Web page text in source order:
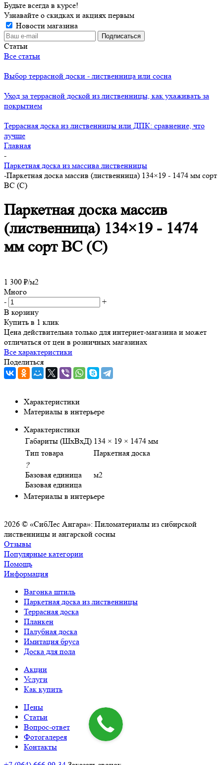
Будьте всегда в курсе!
Узнавайте о скидках и акциях первым
Новости магазина
Статьи
Все статьи
Выбор террасной доски - лиственница или сосна
Уход за террасной доской из лиственницы, как ухаживать за
покрытием
Террасная доска из лиственницы или ДПК: сравнение, что
лучше
Главная
-
Паркетная доска из массива лиственницы
-Паркетная доска массив (лиственница) 134×19 - 1474 мм сорт
BC (C)
Паркетная доска массив
(лиственница) 134×19 - 1474
мм сорт BC (C)
1 300 ₽/м2
Много
-
+
В корзину
Купить в 1 клик
Цена действительна только для интернет-магазина и может
отличаться от цен в розничных магазинах
Все характеристики
Поделиться
Характеристики
Материалы в интерьере
Характеристики
Габариты (ШхВхД) 134 × 19 × 1474 мм
Тип товара
Паркетная доска
?
Базовая единица
Базовая единица
м2
Материалы в интерьере
2026 © «СибЛес Ангара»: Пиломатериалы из сибирской
лиственницы и ангарской сосны
Отзывы
Популярные категории
Помощь
Информация
Вагонка штиль
Паркетная доска из лиственницы
Террасная доска
Планкен
Палубная доска
Имитация бруса
Доска для пола
Акции
Услуги
Как купить
Цены
Статьи
Вопрос-ответ
Фотогалерея
Контакты